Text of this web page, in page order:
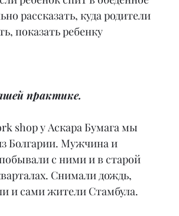
рассказать, куда родители
показать ребенку
практике.
shop у Аскара Бумага мы
Болгарии. Мужчина и
с ними и в старой
Снимали дождь,
и сами жители Стамбула.